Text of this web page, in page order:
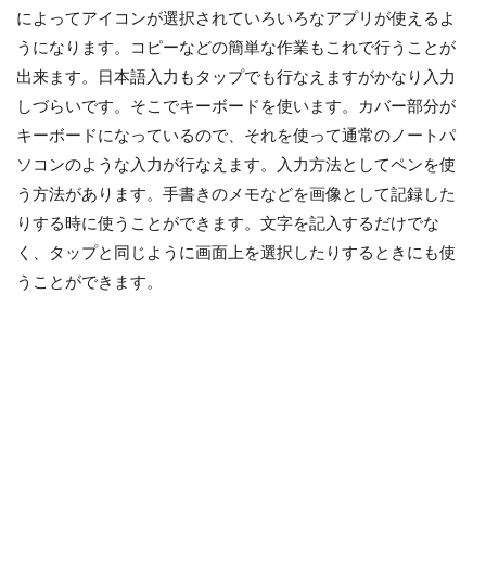
によってアイコンが選択されていろいろなアプリが使えるよ
うになります。コピーなどの簡単な作業もこれで行うことが
出来ます。日本語入力もタップでも行なえますがかなり入力
しづらいです。そこでキーボードを使います。カバー部分が
キーボードになっているので、それを使って通常のノートパ
ソコンのような入力が行なえます。入力方法としてペンを使
う方法があります。手書きのメモなどを画像として記録した
りする時に使うことができます。文字を記入するだけでな
く、タップと同じように画面上を選択したりするときにも使
うことができます。